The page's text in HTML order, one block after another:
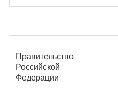
Правительство
Российской
Федерации